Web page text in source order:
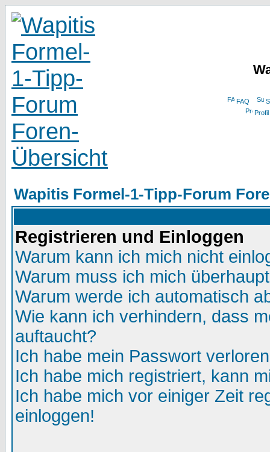
FAQ
Profil
Wapitis Formel-1-Tipp-Forum
Registrieren und Einloggen
Warum kann ich mich nicht
Warum muss ich mich
Warum werde ich automatisch
Wie kann ich verhindern, dass
auftaucht?
Ich habe mein Passwort
Ich habe mich registriert, kann
Ich habe mich vor einiger Zeit
einloggen!